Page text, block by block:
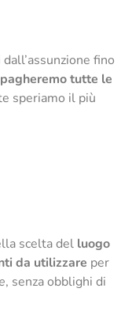
fino
pagheremo tutte le
speriamo il più
scelta del luogo
da utilizzare per
, senza obblighi di